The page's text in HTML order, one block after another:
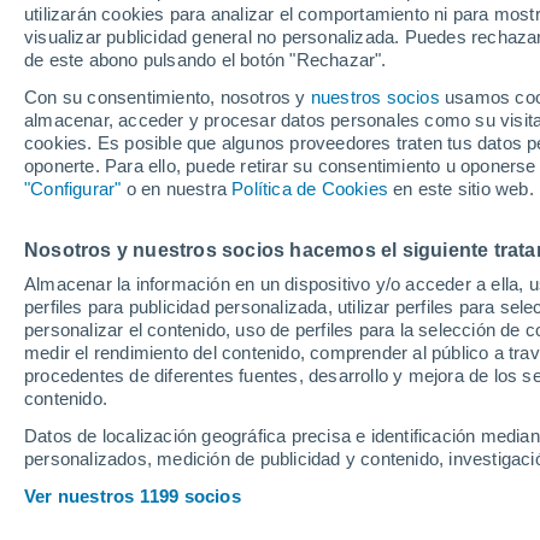
utilizarán cookies para analizar el comportamiento ni para
visualizar publicidad general no personalizada. Puedes
de este abono pulsando el botón "Rechazar".
Con su consentimiento, nosotros y nuestros socios usamos
almacenar, acceder y procesar datos personales como su
cookies. Es posible que algunos proveedores traten tus datos
oponerte. Para ello, puede retirar su consentimiento u
"Configurar" o en nuestra Política de Cookies en este sitio web.
Nosotros y nuestros socios hacemos el siguiente
Almacenar la información en un dispositivo y/o acceder a
perfiles para publicidad personalizada, utilizar perfiles para
personalizar el contenido, uso de perfiles para la selección de
medir el rendimiento del contenido, comprender al público a
procedentes de diferentes fuentes, desarrollo y mejora de los
contenido.
Datos de localización geográfica precisa e identificación
personalizados, medición de publicidad y contenido,
Ver nuestros 1199 socios
Sin LeBron James y varias
doble presión y a un
Nets, los Lakers perdieron